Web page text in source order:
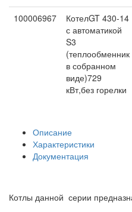
100006967
КотелGT 430-14
с автоматикой
S3
(теплообменник
в собранном
виде)729
кВт,без горелки
Описание
Характеристики
Документация
Котлы данной серии